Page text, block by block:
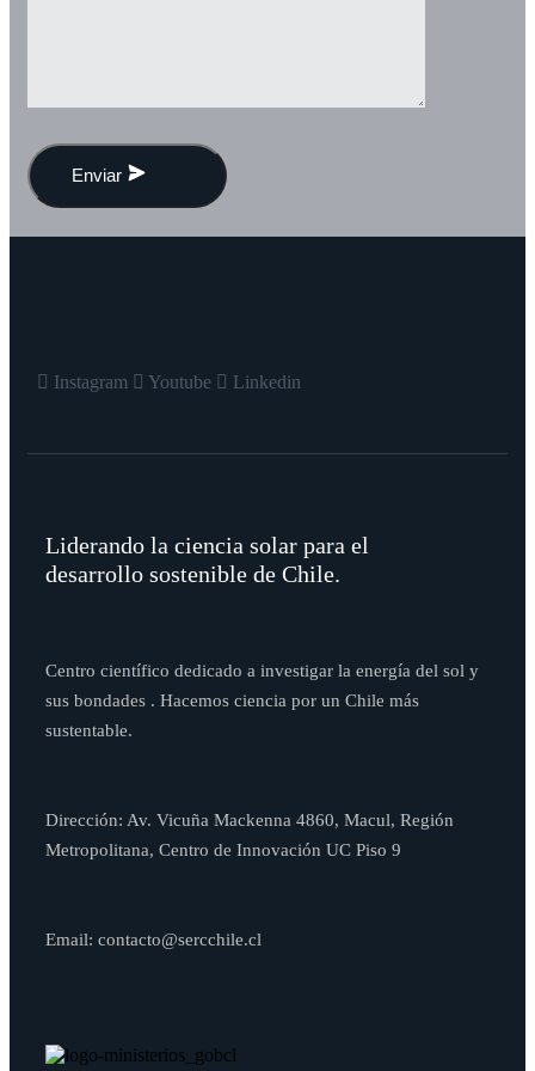
Enviar
Instagram Youtube Linkedin
Liderando la ciencia solar para el
desarrollo sostenible de Chile.
Centro científico dedicado a investigar la energía del sol y
sus bondades . Hacemos ciencia por un Chile más
sustentable.
Dirección: Av. Vicuña Mackenna 4860, Macul, Región
Metropolitana, Centro de Innovación UC Piso 9
Email: contacto@sercchile.cl